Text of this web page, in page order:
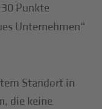
Punkte
Unternehmen“
Standort in
die keine